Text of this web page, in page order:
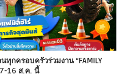
กครอบครัวร่วมงาน “FAMILY
7-16 ส.ค. นี้